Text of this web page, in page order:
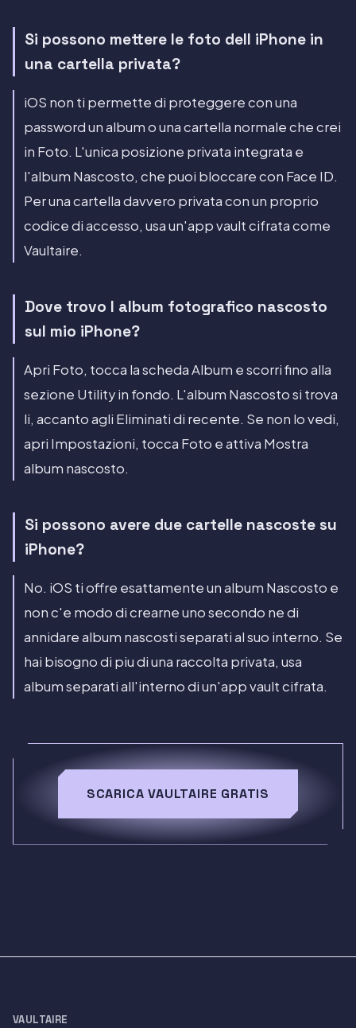
Si possono mettere le foto dell iPhone in
una cartella privata?
iOS non ti permette di proteggere con una
password un album o una cartella normale che crei
in Foto. L'unica posizione privata integrata e
l'album Nascosto, che puoi bloccare con Face ID.
Per una cartella davvero privata con un proprio
codice di accesso, usa un'app vault cifrata come
Vaultaire.
Dove trovo l album fotografico nascosto
sul mio iPhone?
Apri Foto, tocca la scheda Album e scorri fino alla
sezione Utility in fondo. L'album Nascosto si trova
li, accanto agli Eliminati di recente. Se non lo vedi,
apri Impostazioni, tocca Foto e attiva Mostra
album nascosto.
Si possono avere due cartelle nascoste su
iPhone?
No. iOS ti offre esattamente un album Nascosto e
non c'e modo di crearne uno secondo ne di
annidare album nascosti separati al suo interno. Se
hai bisogno di piu di una raccolta privata, usa
album separati all'interno di un'app vault cifrata.
SCARICA VAULTAIRE GRATIS
VAULTAIRE